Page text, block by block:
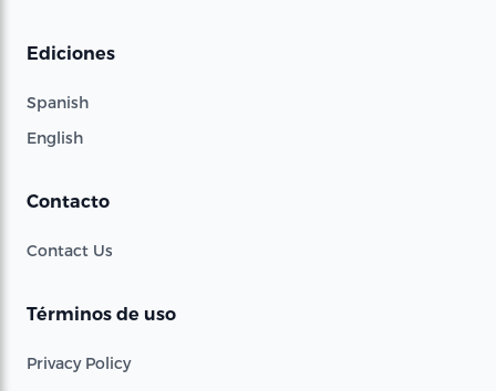
Ediciones
Spanish
English
Contacto
Contact Us
Términos de uso
Privacy Policy